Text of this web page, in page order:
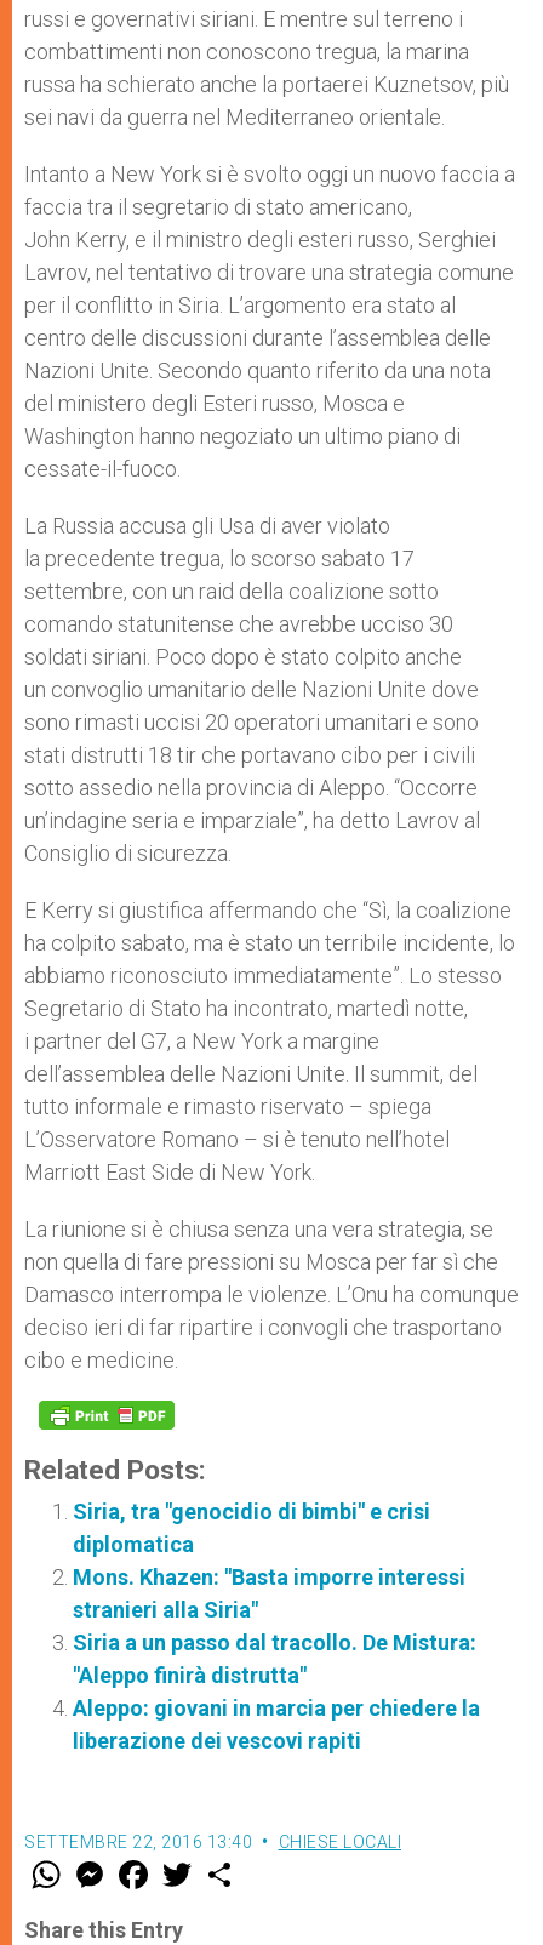
russi e governativi siriani. E mentre sul terreno i
combattimenti non conoscono tregua, la marina
russa ha schierato anche la portaerei Kuznetsov, più
sei navi da guerra nel Mediterraneo orientale.
Intanto a New York si è svolto oggi un nuovo faccia a
faccia tra il segretario di stato americano,
John Kerry, e il ministro degli esteri russo, Serghiei
Lavrov, nel tentativo di trovare una strategia comune
per il conflitto in Siria. L’argomento era stato al
centro delle discussioni durante l’assemblea delle
Nazioni Unite. Secondo quanto riferito da una nota
del ministero degli Esteri russo, Mosca e
Washington hanno negoziato un ultimo piano di
cessate-il-fuoco.
La Russia accusa gli Usa di aver violato
la precedente tregua, lo scorso sabato 17
settembre, con un raid della coalizione sotto
comando statunitense che avrebbe ucciso 30
soldati siriani. Poco dopo è stato colpito anche
un convoglio umanitario delle Nazioni Unite dove
sono rimasti uccisi 20 operatori umanitari e sono
stati distrutti 18 tir che portavano cibo per i civili
sotto assedio nella provincia di Aleppo. “Occorre
un’indagine seria e imparziale”, ha detto Lavrov al
Consiglio di sicurezza.
E Kerry si giustifica affermando che “Sì, la coalizione
ha colpito sabato, ma è stato un terribile incidente, lo
abbiamo riconosciuto immediatamente”. Lo stesso
Segretario di Stato ha incontrato, martedì notte,
i partner del G7, a New York a margine
dell’assemblea delle Nazioni Unite. Il summit, del
tutto informale e rimasto riservato – spiega
L’Osservatore Romano – si è tenuto nell’hotel
Marriott East Side di New York.
La riunione si è chiusa senza una vera strategia, se
non quella di fare pressioni su Mosca per far sì che
Damasco interrompa le violenze. L’Onu ha comunque
deciso ieri di far ripartire i convogli che trasportano
cibo e medicine.
Related Posts:
Siria, tra "genocidio di bimbi" e crisi
diplomatica
Mons. Khazen: "Basta imporre interessi
stranieri alla Siria"
Siria a un passo dal tracollo. De Mistura:
"Aleppo finirà distrutta"
Aleppo: giovani in marcia per chiedere la
liberazione dei vescovi rapiti
SETTEMBRE 22, 2016 13:40 CHIESE LOCALI
W
t
M
e
s
F
a
e
w
Share this Entry